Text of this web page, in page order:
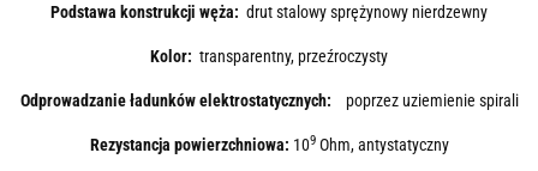
Podstawa konstrukcji węża: drut stalowy sprężynowy nierdzewny
Kolor: transparentny, przeźroczysty
Odprowadzanie ładunków elektrostatycznych: poprzez uziemienie spirali
Rezystancja powierzchniowa: 109 Ohm, antystatyczny